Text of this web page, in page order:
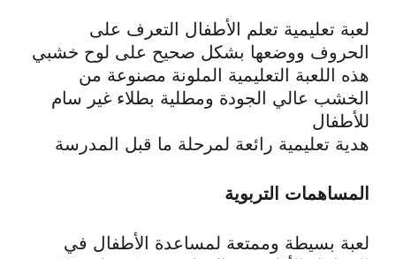
لعبة تعليمية تعلم الأطفال التعرف على
الحروف ووضعها بشكل صحيح على لوح خشبي
هذه اللعبة التعليمية الملونة مصنوعة من
الخشب عالي الجودة ومطلية بطلاء غير سام
للأطفال
هدية تعليمية رائعة لمرحلة ما قبل المدرسة
المساهمات التربوية
لعبة بسيطة وممتعة لمساعدة الأطفال في